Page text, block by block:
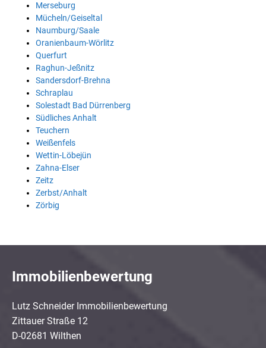
Merseburg
Mücheln/Geiseltal
Naumburg/Saale
Oranienbaum-Wörlitz
Querfurt
Raghun-Jeßnitz
Sandersdorf-Brehna
Schraplau
Solestadt Bad Dürrenberg
Südliches Anhalt
Teuchern
Weißenfels
Wettin-Löbejün
Zahna-Elser
Zeitz
Zerbst/Anhalt
Zörbig
Immobilienbewertung
Lutz Schneider Immobilienbewertung
Zittauer Straße 12
D-02681 Wilthen